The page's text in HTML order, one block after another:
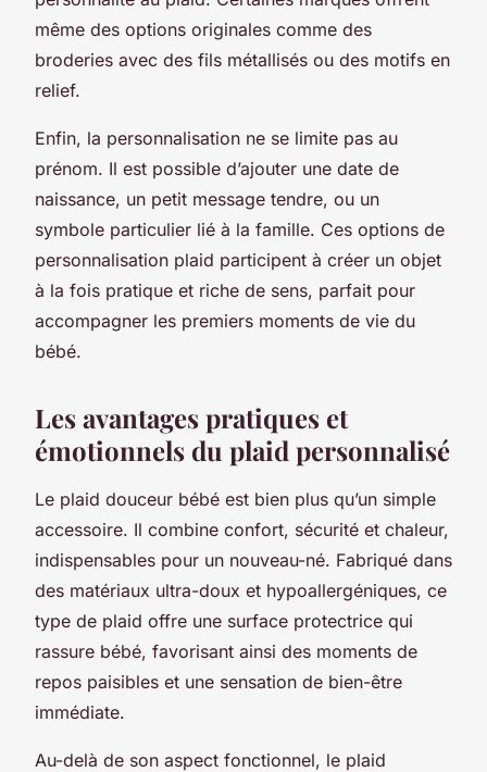
même des options originales comme des
broderies avec des fils métallisés ou des motifs en
relief.
Enfin, la personnalisation ne se limite pas au
prénom. Il est possible d’ajouter une date de
naissance, un petit message tendre, ou un
symbole particulier lié à la famille. Ces options de
personnalisation plaid participent à créer un objet
à la fois pratique et riche de sens, parfait pour
accompagner les premiers moments de vie du
bébé.
Les avantages pratiques et
émotionnels du plaid personnalisé
Le plaid douceur bébé est bien plus qu’un simple
accessoire. Il combine confort, sécurité et chaleur,
indispensables pour un nouveau-né. Fabriqué dans
des matériaux ultra-doux et hypoallergéniques, ce
type de plaid offre une surface protectrice qui
rassure bébé, favorisant ainsi des moments de
repos paisibles et une sensation de bien-être
immédiate.
Au-delà de son aspect fonctionnel, le plaid